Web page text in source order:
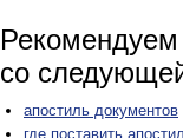
Рекомендуем
со
апостиль документов
где поставить